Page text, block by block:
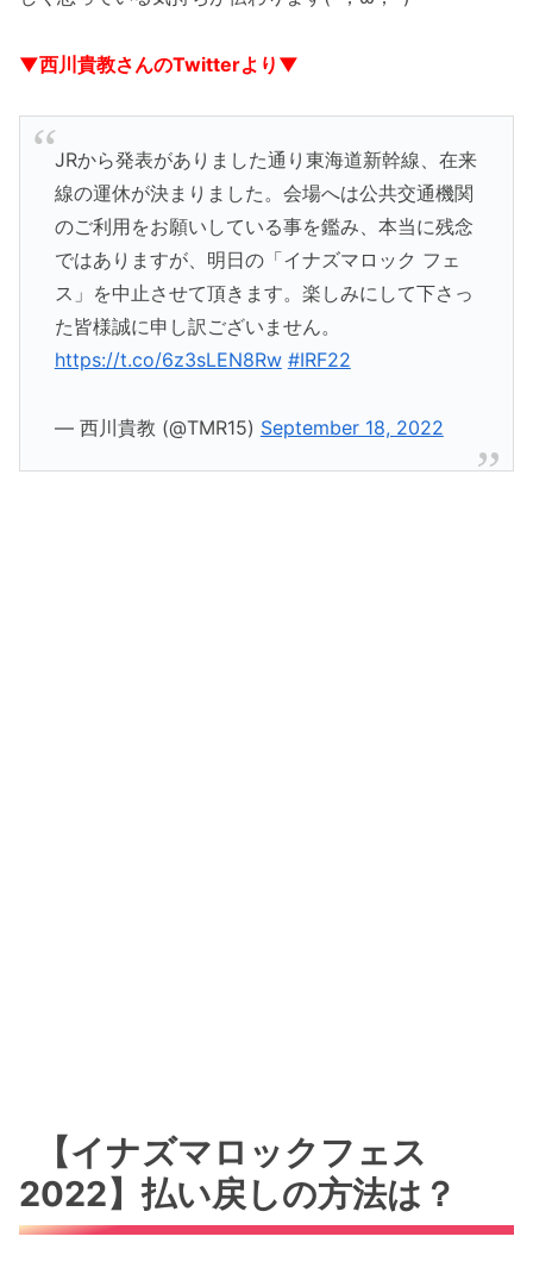
▼西川貴教さんのTwitterより▼
JRから発表がありました通り東海道新幹線、在来
線の運休が決まりました。会場へは公共交通機関
のご利用をお願いしている事を鑑み、本当に残念
ではありますが、明日の「イナズマロック フェ
ス」を中止させて頂きます。楽しみにして下さっ
た皆様誠に申し訳ございません。
https://t.co/6z3sLEN8Rw #IRF22
— 西川貴教 (@TMR15) September 18, 2022
【イナズマロックフェス
2022】払い戻しの方法は？